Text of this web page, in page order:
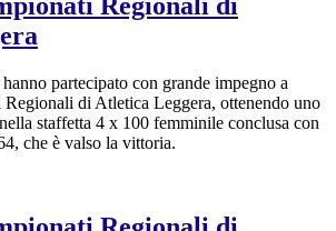
partecipato con grande impegno a
di Atletica Leggera, ottenendo uno
staffetta 4 x 100 femminile conclusa con
che è valso la vittoria.